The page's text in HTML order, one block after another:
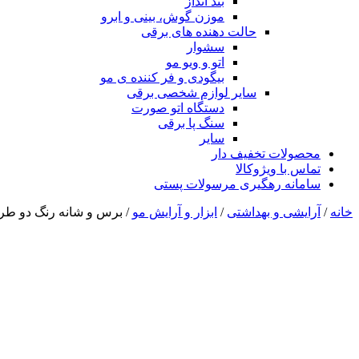
موزن گوش، بینی و ابرو
حالت دهنده های برقی
سشوار
اتو و ویو مو
بیگودی و فر کننده ی مو
سایر لوازم شخصی برقی
دستگاه اتو صورت
سنگ پا برقی
سایر
محصولات تخفیف دار
تماس با ویژوکالا
سامانه رهگیری مرسولات پستی
خانه / آرایشی و بهداشتی / ابزار و آرایش مو / برس و شانه رنگ دو